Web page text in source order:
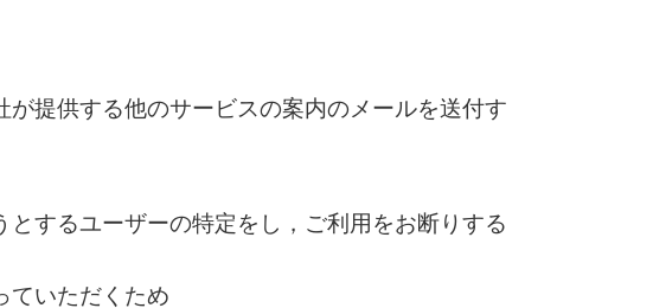
提供する他のサービスの案内のメールを送付す
するユーザーの特定をし，ご利用をお断りする
ていただくため